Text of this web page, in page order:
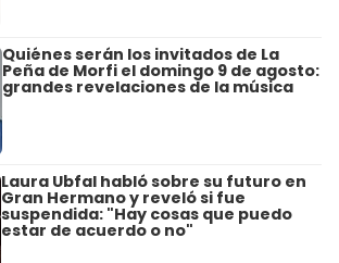
Quiénes serán los invitados de La
Peña de Morfi el domingo 9 de agosto:
grandes revelaciones de la música
Laura Ubfal habló sobre su futuro en
Gran Hermano y reveló si fue
suspendida: "Hay cosas que puedo
estar de acuerdo o no"